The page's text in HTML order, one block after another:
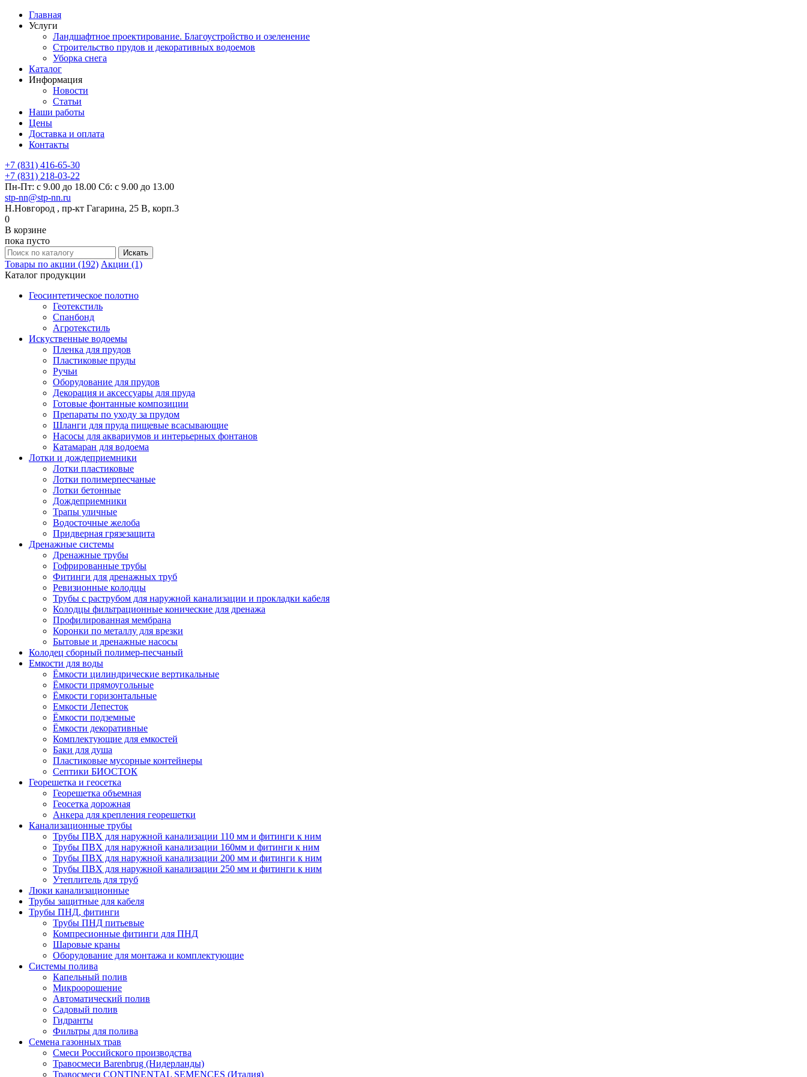
Главная
Услуги
Ландшафтное проектирование. Благоустройство и озеленение
Строительство прудов и декоративных водоемов
Уборка снега
Каталог
Информация
Новости
Статьи
Наши работы
Цены
Доставка и оплата
Контакты
+7 (831) 416-65-30
+7 (831) 218-03-22
Пн-Пт: с 9.00 до 18.00 Сб: с 9.00 до 13.00
stp-nn@stp-nn.ru
Н.Новгород , пр-кт Гагарина, 25 В, корп.3
0
В корзине
пока пусто
Товары по акции (192) Акции (1)
Каталог продукции
Геосинтетическое полотно
Геотекстиль
Спанбонд
Агротекстиль
Искуственные водоемы
Пленка для прудов
Пластиковые пруды
Ручьи
Оборудование для прудов
Декорация и аксессуары для пруда
Готовые фонтанные композиции
Препараты по уходу за прудом
Шланги для пруда пищевые всасывающие
Насосы для аквариумов и интерьерных фонтанов
Катамаран для водоема
Лотки и дождеприемники
Лотки пластиковые
Лотки полимерпесчаные
Лотки бетонные
Дождеприемники
Трапы уличные
Водосточные желоба
Придверная грязезащита
Дренажные системы
Дренажные трубы
Гофрированные трубы
Фитинги для дренажных труб
Ревизионные колодцы
Трубы с раструбом для наружной канализации и прокладки кабеля
Колодцы фильтрационные конические для дренажа
Профилированная мембрана
Коронки по металлу для врезки
Бытовые и дренажные насосы
Колодец сборный полимер-песчаный
Емкости для воды
Ёмкости цилиндрические вертикальные
Ёмкости прямоугольные
Ёмкости горизонтальные
Емкости Лепесток
Ёмкости подземные
Ёмкости декоративные
Комплектующие для емкостей
Баки для душа
Пластиковые мусорные контейнеры
Септики БИОСТОК
Георешетка и геосетка
Георешетка объемная
Геосетка дорожная
Анкера для крепления георешетки
Канализационные трубы
Трубы ПВХ для наружной канализации 110 мм и фитинги к ним
Трубы ПВХ для наружной канализации 160мм и фитинги к ним
Трубы ПВХ для наружной канализации 200 мм и фитинги к ним
Трубы ПВХ для наружной канализации 250 мм и фитинги к ним
Утеплитель для труб
Люки канализационные
Трубы защитные для кабеля
Трубы ПНД, фитинги
Трубы ПНД питьевые
Компресионные фитинги для ПНД
Шаровые краны
Оборудование для монтажа и комплектующие
Системы полива
Капельный полив
Микроорошение
Автоматический полив
Садовый полив
Гидранты
Фильтры для полива
Семена газонных трав
Смеси Российского производства
Травосмеси Barenbrug (Нидерланды)
Травосмеси CONTINENTAL SEMENCES (Италия)